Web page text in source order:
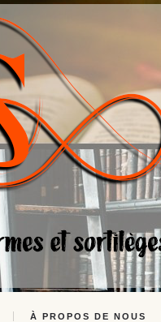
À PROPOS DE NOUS